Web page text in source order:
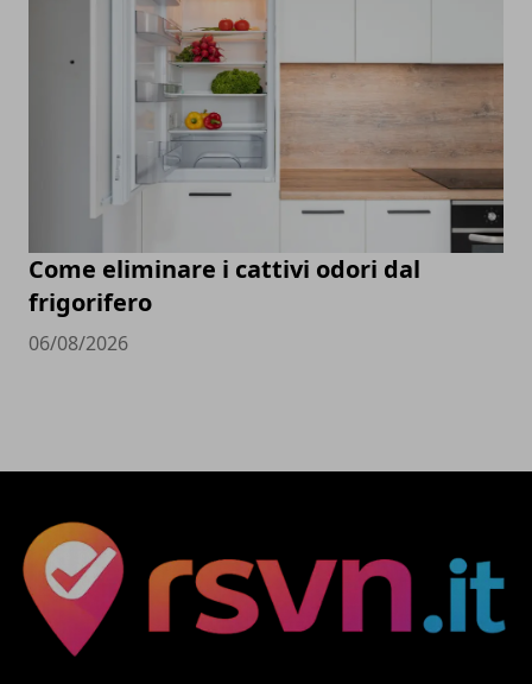
Come eliminare i cattivi odori dal
frigorifero
06/08/2026